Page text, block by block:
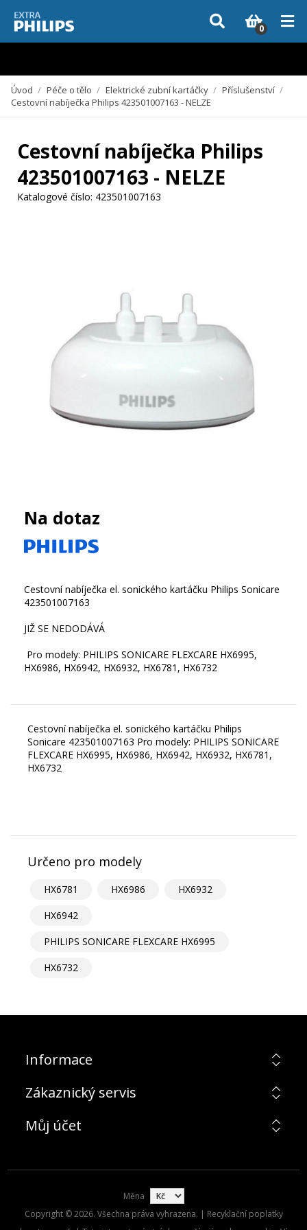
Vzhledem k aktuální situaci se může dodání dílů, které nejsou skladem,
zpozdit. Děkujeme za pochopení.
0
Úvod / Péče o tělo / Elektrické zubní kartáčky / Příslušenství /
Cestovní nabíječka Philips 423501007163 - NELZE
Cestovní nabíječka Philips
423501007163 - NELZE
Katalogové číslo: 423501007163
Na dotaz
Cestovní nabíječka el. sonického kartáčku Philips Sonicare
423501007163
JIŽ SE NEDODÁVÁ
Pro modely: PHILIPS SONICARE FLEXCARE HX6995,
HX6986, HX6942, HX6932, HX6781, HX6732
Cestovní nabíječka el. sonického kartáčku Philips
Sonicare 423501007163 Pro modely: PHILIPS SONICARE
FLEXCARE HX6995, HX6986, HX6942, HX6932, HX6781,
HX6732
Určeno pro modely
HX6781 HX6986
HX6932
HX6942
PHILIPS SONICARE FLEXCARE HX6995
HX6732
Informace
Zákaznický servis
Můj účet
Měna
Copyright © 2026. Všechna práva vyhrazena. | Recyklační poplatky